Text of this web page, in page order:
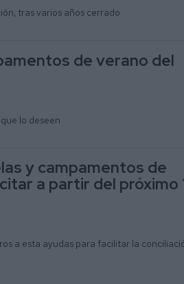
tras varios años cerrado
de verano del
lo deseen
y campamentos de
a partir del próximo
a esta ayudas para facilitar la